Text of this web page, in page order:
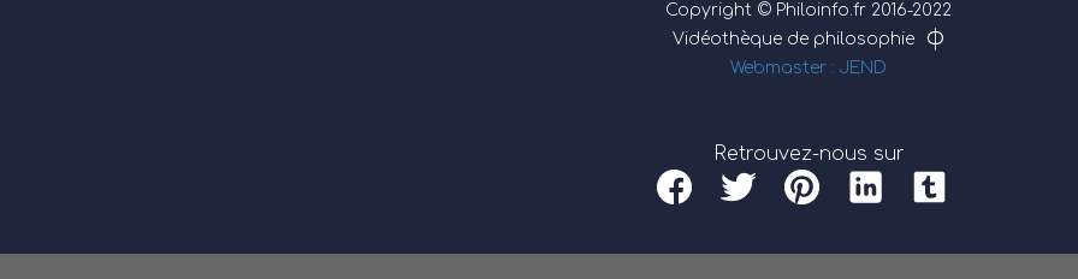
Copyright © Philoinfo.fr 2016-2022
Vidéothèque de philosophie
φ
Webmaster : JEND
Retrouvez-nous sur